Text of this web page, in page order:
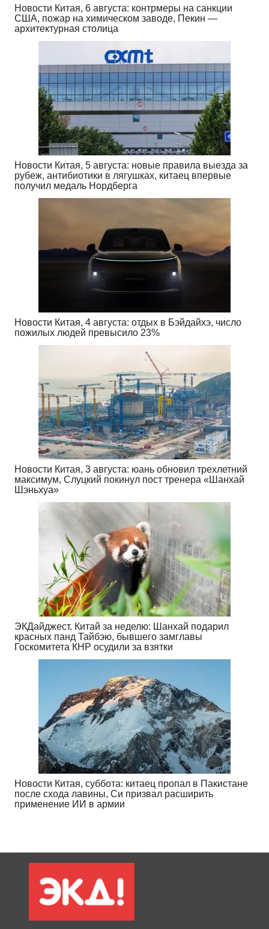
Новости Китая, 6 августа: контрмеры на санкции
США, пожар на химическом заводе, Пекин —
архитектурная столица
Новости Китая, 5 августа: новые правила выезда за
рубеж, антибиотики в лягушках, китаец впервые
получил медаль Нордберга
Новости Китая, 4 августа: отдых в Бэйдайхэ, число
пожилых людей превысило 23%
Новости Китая, 3 августа: юань обновил трехлетний
максимум, Слуцкий покинул пост тренера «Шанхай
Шэньхуа»
ЭКДайджест. Китай за неделю: Шанхай подарил
красных панд Тайбэю, бывшего замглавы
Госкомитета КНР осудили за взятки
Новости Китая, суббота: китаец пропал в Пакистане
после схода лавины, Си призвал расширить
применение ИИ в армии